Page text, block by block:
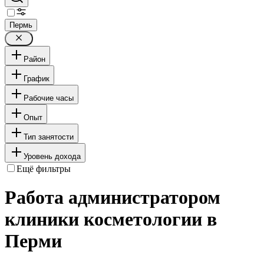
Пермь
Район
График
Рабочие часы
Опыт
Тип занятости
Уровень дохода
Ещё фильтры
Работа администратором
клиники косметологии в
Перми